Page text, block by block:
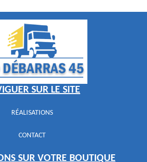
SUR LE SITE
RÉALISATIONS
CONTACT
SUR VOTRE BOUTIQUE